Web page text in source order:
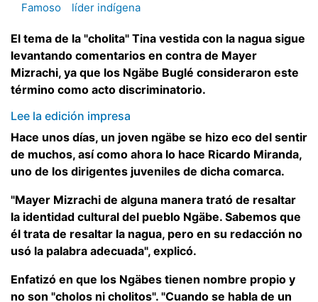
Famoso
líder indígena
El tema de la "cholita" Tina vestida con la nagua sigue
levantando comentarios en contra de Mayer
Mizrachi, ya que los Ngäbe Buglé consideraron este
término como acto discriminatorio.
Lee la edición impresa
Hace unos días, un joven ngäbe se hizo eco del sentir
de muchos, así como ahora lo hace Ricardo Miranda,
uno de los dirigentes juveniles de dicha comarca.
"Mayer Mizrachi de alguna manera trató de resaltar
la identidad cultural del pueblo Ngäbe. Sabemos que
él trata de resaltar la nagua, pero en su redacción no
usó la palabra adecuada", explicó.
Enfatizó en que los Ngäbes tienen nombre propio y
no son "cholos ni cholitos". "Cuando se habla de un